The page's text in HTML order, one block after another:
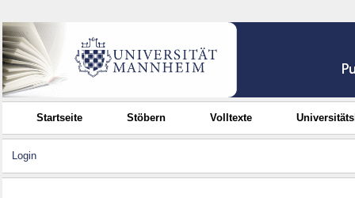
Startseite Stöbern Volltexte
Login